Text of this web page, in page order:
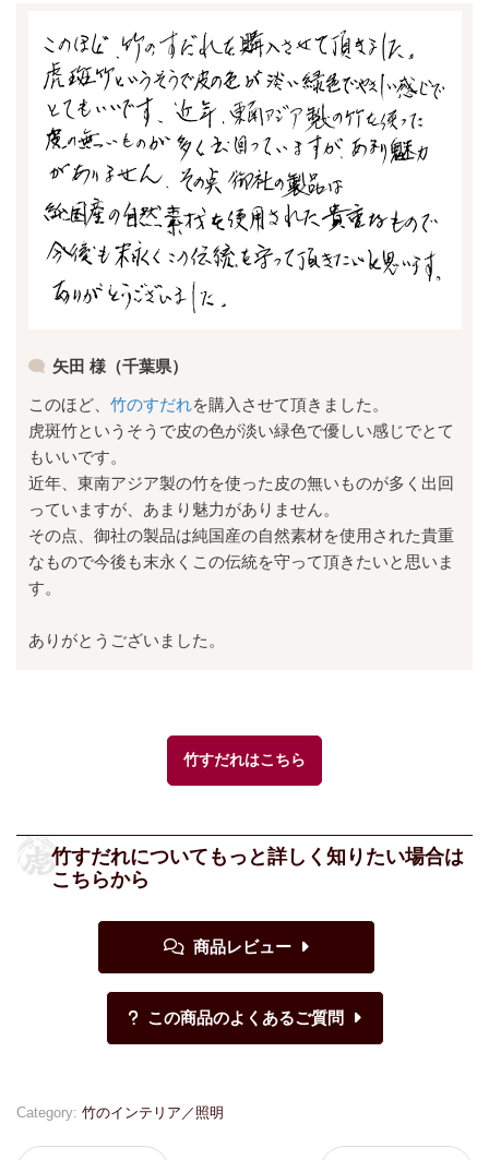
矢田 様（千葉県）
このほど、 竹のすだれを購入させて頂きました。
虎斑竹というそうで皮の色が淡い緑色で優しい感じでとて
もいいです。
近年、東南アジア製の竹を使った皮の無いものが多く出回
っていますが、あまり魅力がありません。
その点、御社の製品は純国産の自然素材を使用された貴重
なもので今後も末永くこの伝統を守って頂きたいと思いま
す。
ありがとうございました。
竹すだれはこちら
竹すだれについてもっと詳しく知りたい場合は
こちらから
Category: 竹のインテリア／照明